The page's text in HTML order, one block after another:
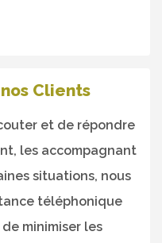
Clients
et de répondre
les accompagnant
situations, nous
téléphonique
minimiser les